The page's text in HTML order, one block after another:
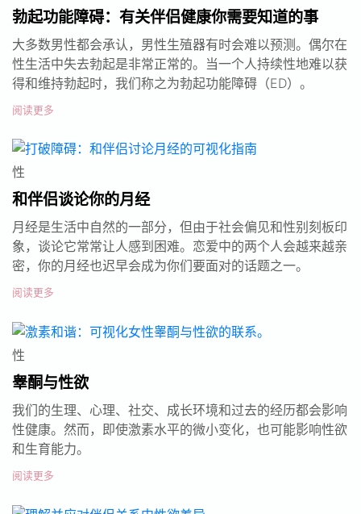
勃起功能障碍：有关伴侣健康你需要知道的事
大多数男性都会承认，男性生殖器有时会难以预测。偶尔在
性生活中失去勃起是非常正常的。当一个人持续性地难以获
得和维持勃起时，我们称之为勃起功能障碍（ED）。
阅读更多
性
和伴侣谈论你的月经
月经是生活中自然的一部分，但由于社会偏见和性别刻板印
象，谈论它常常让人感到困难。恋爱中的两个人会越来越亲
密，你的月经也迟早会成为你们要面对的话题之一。
阅读更多
性
睾酮与性欲
我们的生理、心理、社交、成长环境和过去的经历都会影响
性健康。然而，即使激素水平的微小变化，也可能影响性欲
和生育能力。
阅读更多